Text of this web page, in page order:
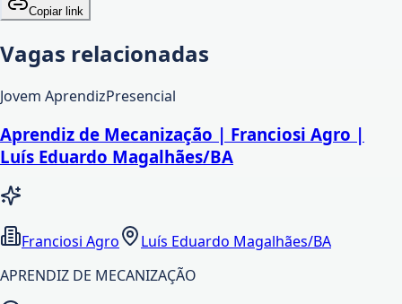
Copiar link
Vagas relacionadas
Jovem AprendizPresencial
Aprendiz de Mecanização | Franciosi Agro |
Luís Eduardo Magalhães/BA
Franciosi Agro
Luís Eduardo Magalhães/BA
APRENDIZ DE MECANIZAÇÃO